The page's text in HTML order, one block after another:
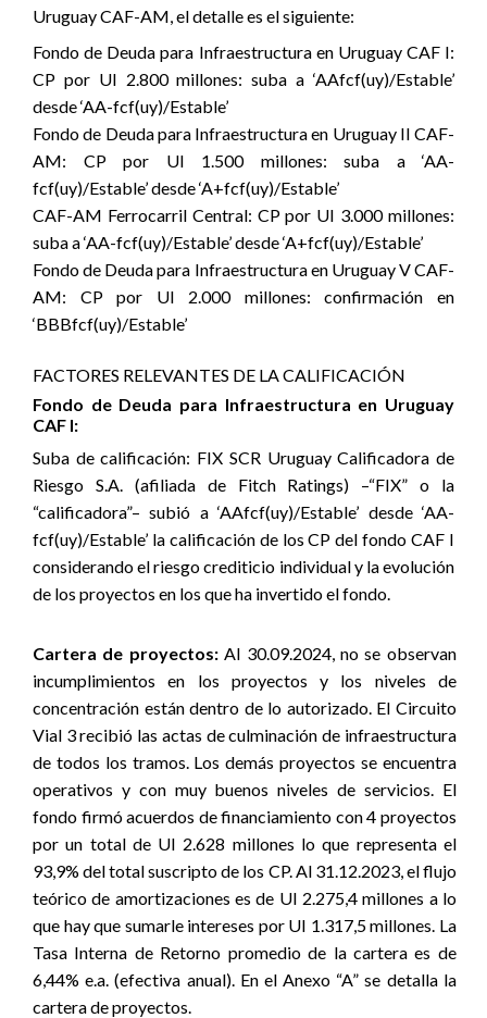
Uruguay CAF-AM, el detalle es el siguiente:
Fondo de Deuda para Infraestructura en Uruguay CAF I:
CP por UI 2.800 millones: suba a ‘AAfcf(uy)/Estable’
desde ‘AA-fcf(uy)/Estable’
Fondo de Deuda para Infraestructura en Uruguay II CAF-
AM: CP por UI 1.500 millones: suba a ‘AA-
fcf(uy)/Estable’ desde ‘A+fcf(uy)/Estable’
CAF-AM Ferrocarril Central: CP por UI 3.000 millones:
suba a ‘AA-fcf(uy)/Estable’ desde ‘A+fcf(uy)/Estable’
Fondo de Deuda para Infraestructura en Uruguay V CAF-
AM: CP por UI 2.000 millones: confirmación en
‘BBBfcf(uy)/Estable’
FACTORES RELEVANTES DE LA CALIFICACIÓN
Fondo de Deuda para Infraestructura en Uruguay
CAF I:
Suba de calificación: FIX SCR Uruguay Calificadora de
Riesgo S.A. (afiliada de Fitch Ratings) –“FIX” o la
“calificadora”– subió a ‘AAfcf(uy)/Estable’ desde ‘AA-
fcf(uy)/Estable’ la calificación de los CP del fondo CAF I
considerando el riesgo crediticio individual y la evolución
de los proyectos en los que ha invertido el fondo.
Cartera de proyectos: Al 30.09.2024,no se observan
incumplimientos en los proyectos y los niveles de
concentración están dentro de lo autorizado. El Circuito
Vial 3 recibió las actas de culminación de infraestructura
de todos los tramos.Los demás proyectos se encuentra
operativos y con muy buenos niveles de servicios. El
fondo firmó acuerdos de financiamiento con 4 proyectos
por un total de UI 2.628 millones lo que representa el
93,9% del total suscripto de los CP. Al 31.12.2023, el flujo
teórico de amortizaciones es de UI 2.275,4 millones a lo
que hay que sumarle intereses por UI 1.317,5 millones. La
Tasa Interna de Retorno promedio de la cartera es de
6,44% e.a. (efectiva anual). En el Anexo “A” se detalla la
cartera de proyectos.